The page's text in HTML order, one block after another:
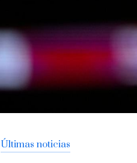
Últimas noticias